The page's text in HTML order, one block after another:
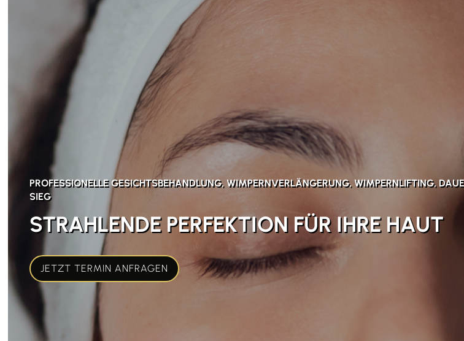
PROFESSIONELLE GESICHTSBEHANDLUNG, WIMPERNVERLÄNGERUNG, WIMPERNLIFTING,
SIEG
STRAHLENDE PERFEKTION FÜR IHRE HAUT
JETZT TERMIN ANFRAGEN